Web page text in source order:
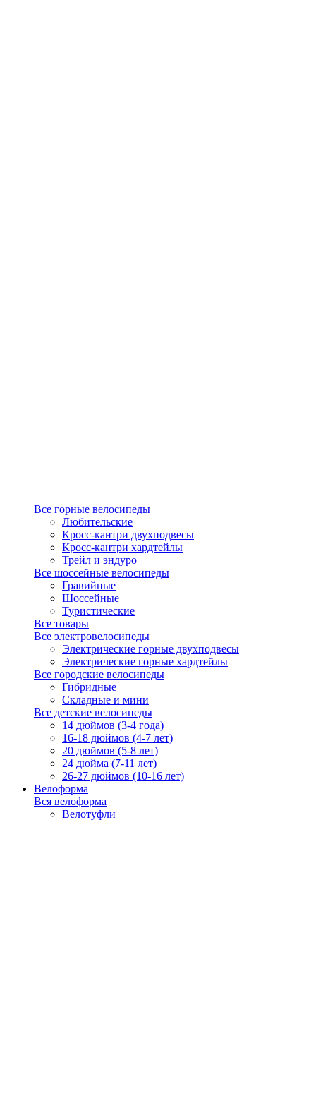
Все горные велосипеды
Любительские
Кросс-кантри двухподвесы
Кросс-кантри хардтейлы
Трейл и эндуро
Все шоссейные велосипеды
Гравийные
Шоссейные
Туристические
Все товары
Все электровелосипеды
Электрические горные двухподвесы
Электрические горные хардтейлы
Все городские велосипеды
Гибридные
Складные и мини
Все детские велосипеды
14 дюймов (3-4 года)
16-18 дюймов (4-7 лет)
20 дюймов (5-8 лет)
24 дюйма (7-11 лет)
26-27 дюймов (10-16 лет)
Велоформа
Вся велоформа
Велотуфли